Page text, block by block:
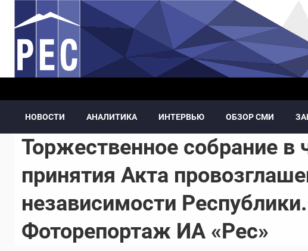
Перейти к основному содержанию
НОВОСТИ АНАЛИТИКА ИНТЕРВЬЮ ОБЗОР СМИ
Торжественное собрание в
принятия Акта
независимости Республики.
Фоторепортаж ИА «Рес»